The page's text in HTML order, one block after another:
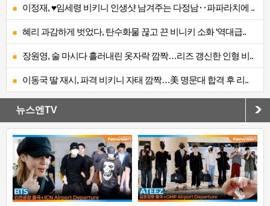
이정재, ♥임세령 비키니 인생샷 남겨주는 다정남‥파파라치에 ..
혜리 과감하게 벗었다, 탄수화물 끊고 끈 비니키 소화 ‘역대급..
장원영, 술 마시다 흘러내린 옷자락 깜짝…리즈 갱신한 인형 비..
이동국 딸 재시, 파격 비키니 자태 깜짝…美 명문대 합격 후 리..
뉴스엔TV